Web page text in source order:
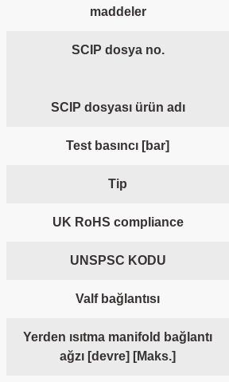
maddeler
SCIP dosya no.
SCIP dosyası ürün adı
Test basıncı [bar]
Tip
UK RoHS compliance
UNSPSC KODU
Valf bağlantısı
Yerden ısıtma manifold bağlantı
ağzı [devre] [Maks.]